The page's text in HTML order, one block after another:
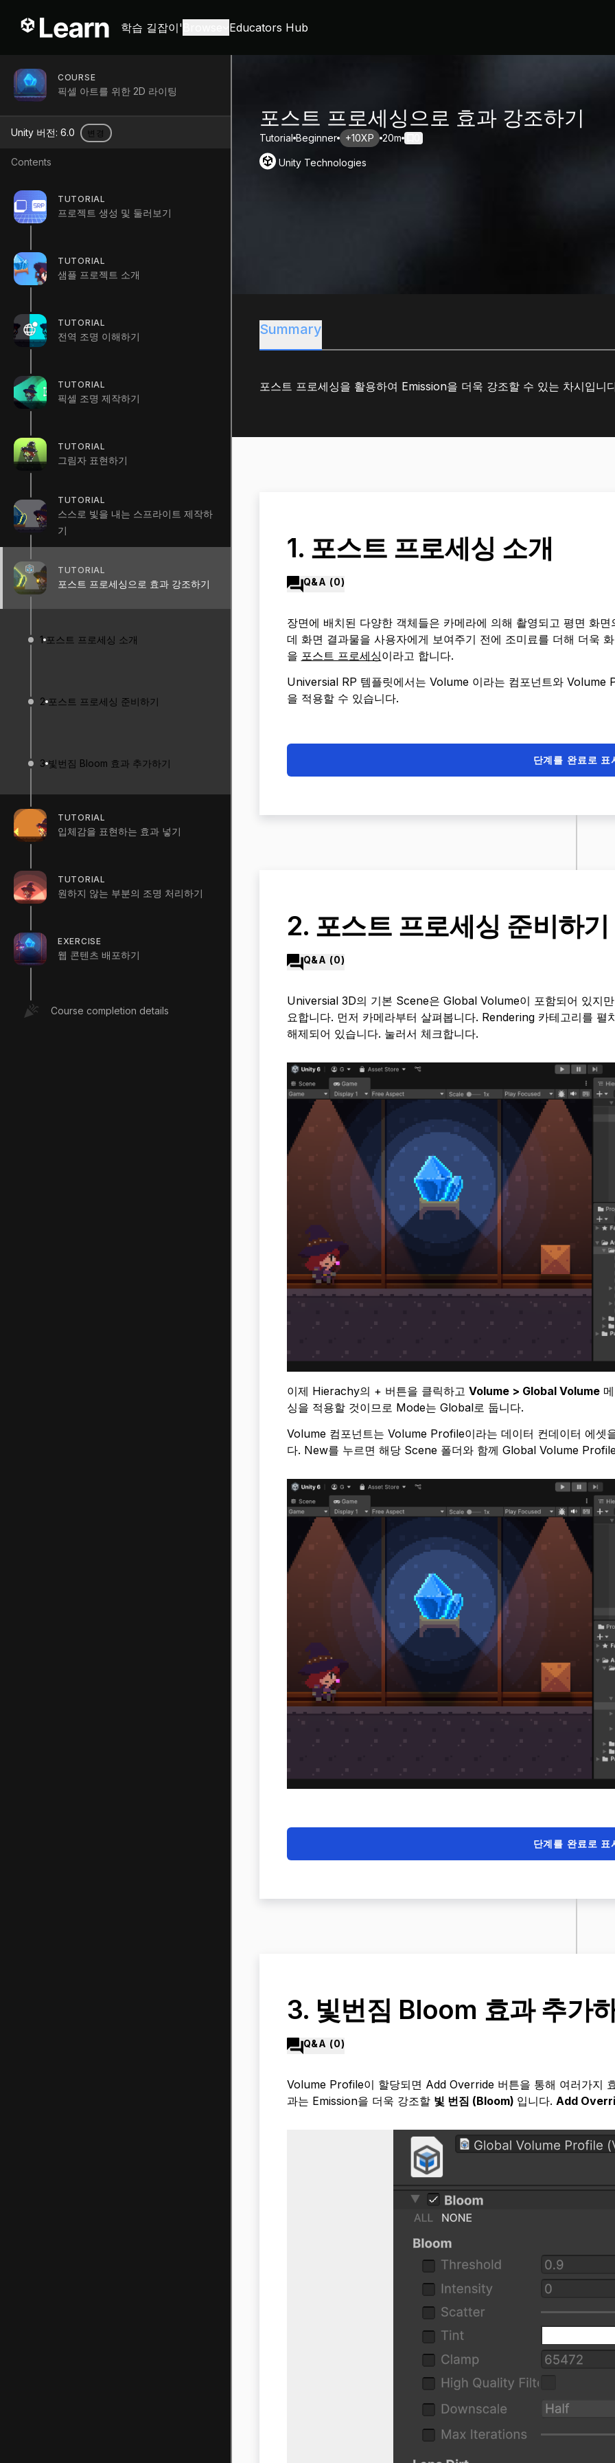
학습 길잡이' Educators Hub
COURSE
픽셀 아트를 위한 2D 라이팅
Unity 버전: 6.0 변경
Contents
TUTORIAL
프로젝트 생성 및 둘러보기
TUTORIAL
샘플 프로젝트 소개
TUTORIAL
전역 조명 이해하기
TUTORIAL
픽셀 조명 제작하기
TUTORIAL
그림자 표현하기
TUTORIAL
스스로 빛을 내는 스프라이트 제작하
기
TUTORIAL
포스트 프로세싱으로 효과 강조하기
1 포스트 프로세싱 소개
2 포스트 프로세싱 준비하기
3 빛번짐 Bloom 효과 추가하기
TUTORIAL
입체감을 표현하는 효과 넣기
TUTORIAL
원하지 않는 부분의 조명 처리하기
EXERCISE
웹 콘텐츠 배포하기
Course completion details
포스트 프로세싱으로 효과 강조하기
Tutorial Beginner +10XP 20m
Unity Technologies
Summary
포스트 프로세싱을 활용하여 Emission을 더욱 강조할 수 있는 차시입니
1. 포스트 프로세싱 소개
Q&A (0)
장면에 배치된 다양한 객체들은 카메라에 의해 촬영되고 평면 화
데 화면 결과물을 사용자에게 보여주기 전에 조미료를 더해 더욱
을 포스트 프로세싱이라고 합니다.
Universial RP 템플릿에서는 Volume 이라는 컴포넌트와 Volume
을 적용할 수 있습니다.
단계를 완료로 표
2. 포스트 프로세싱 준비하기
Q&A (0)
Universial 3D의 기본 Scene은 Global Volume이 포함되어 있지
요합니다. 먼저 카메라부터 살펴봅니다. Rendering 카테고리를 펼
해제되어 있습니다. 눌러서 체크합니다.
이제 Hierachy의 + 버튼을 클릭하고 Volume > Global Volume메
싱을 적용할 것이므로 Mode는 Global로 둡니다.
Volume 컴포넌트는 Volume Profile이라는 데이터 컨데이터 에셋
다. New를 누르면 해당 Scene 폴더와 함께 Global Volume
단계를 완료로 표
3. 빛번짐 Bloom 효과 추가
Q&A (0)
Volume Profile이 할당되면 Add Override 버튼을 통해 여러가지
과는 Emission을 더욱 강조할 빛 번짐 (Bloom) 입니다. Add